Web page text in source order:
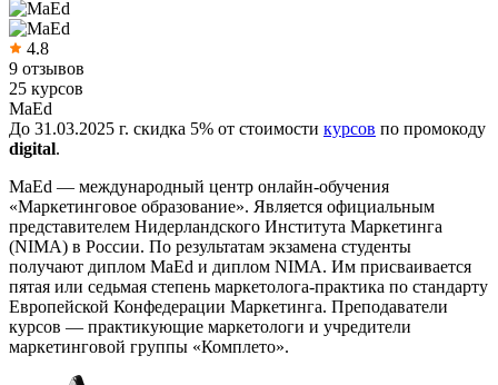
4.8
9 отзывов
25 курсов
MaEd
До 31.03.2025 г. скидка 5% от стоимости курсов по промокоду
digital.
MaEd — международный центр онлайн-обучения
«Маркетинговое образование». Является официальным
представителем Нидерландского Института Маркетинга
(NIMA) в России. По результатам экзамена студенты
получают диплом MaEd и диплом NIMA. Им присваивается
пятая или седьмая степень маркетолога-практика по стандарту
Европейской Конфедерации Маркетинга. Преподаватели
курсов — практикующие маркетологи и учредители
маркетинговой группы «Комплето».